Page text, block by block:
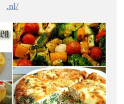
.nl/